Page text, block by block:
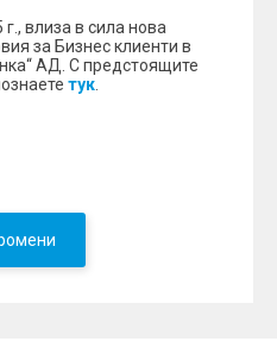
влиза в сила нова
за Бизнес клиенти в
АД. С предстоящите
тук